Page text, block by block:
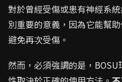
對於曾經受傷或患有神經系
別重要的意義，因為它能幫
避免再次受傷。
然而，必須強調的是，